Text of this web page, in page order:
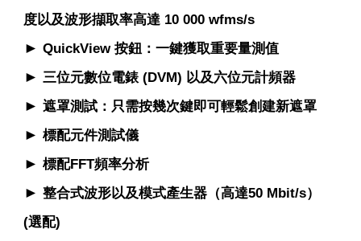
度以及波形擷取率高達 10 000 wfms/s
►QuickView 按鈕：一鍵獲取重要量測值
►三位元數位電錶 (DVM) 以及六位元計頻器
►遮罩測試：只需按幾次鍵即可輕鬆創建新遮罩
►標配元件測試儀
►標配FFT頻率分析
►整合式波形以及模式產生器（高達50 Mbit/s）
(選配)